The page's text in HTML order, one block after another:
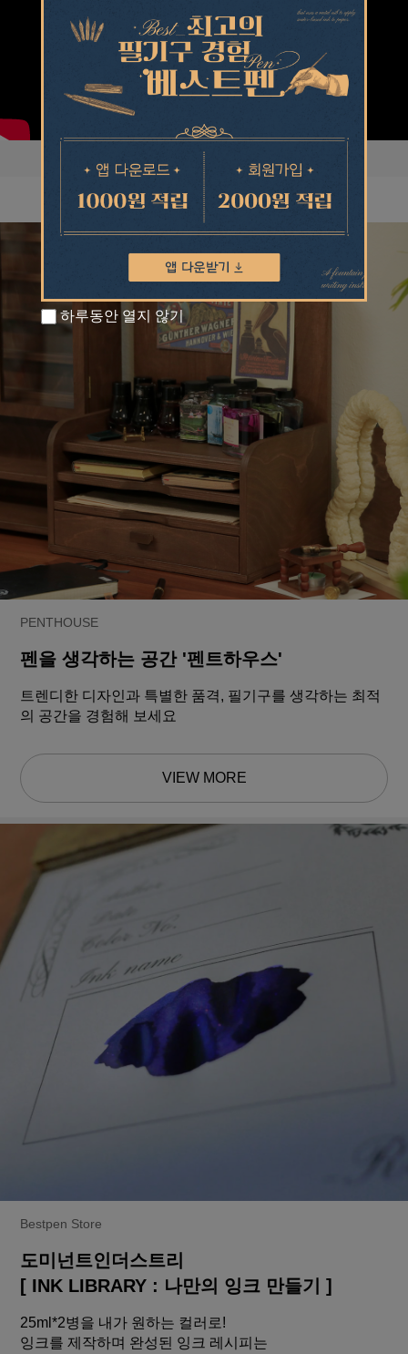
PENTHOUSE
펜을 생각하는 공간 '펜트하우스'
트렌디한 디자인과 특별한 품격, 필기구를 생각하는 최적
의 공간을 경험해 보세요
VIEW MORE
Bestpen Store
도미넌트인더스트리
[ INK LIBRARY : 나만의 잉크 만들기 ]
25ml*2병을 내가 원하는 컬러로!
잉크를 제작하며 완성된 잉크 레시피는
하루동안 열지 않기